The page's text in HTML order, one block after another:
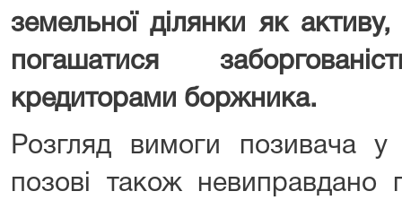
земельної ділянки як
погашатися
кредиторами боржника.
Розгляд вимоги позивача
позові також невиправдано